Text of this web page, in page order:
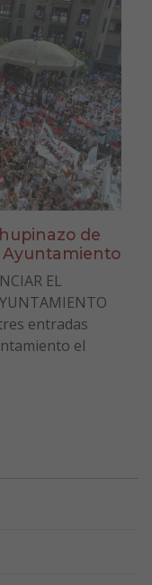
de
Ayuntamiento
EL
entradas
el